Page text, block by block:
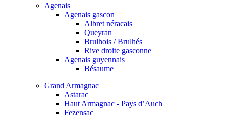
Agenais
Agenais gascon
Albret néracais
Queyran
Brulhois / Brulhés
Rive droite gasconne
Agenais guyennais
Bésaume
Grand Armagnac
Astarac
Haut Armagnac - Pays d’Auch
Fezensac